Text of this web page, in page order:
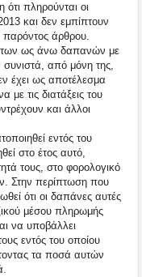
πληρούνται οι
και δεν εμπίπτουν
παρόντος άρθρου.
των ως άνω δαπανών με
από μόνη της,
έχει ως αποτέλεσμα
με τις διατάξεις του
και άλλοι
εντός του
στο έτος αυτό,
τους, στο φορολογικό
Στην περίπτωση που
ότι οι δαπάνες αυτές
μέσου πληρωμής
να υποβάλλει
εντός του οποίου
τα ποσά αυτών